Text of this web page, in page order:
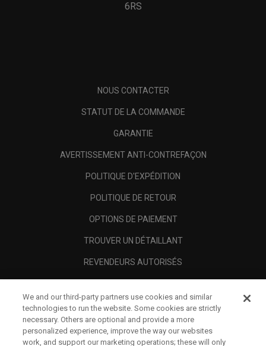
6RS
NOUS CONTACTER
STATUT DE LA COMMANDE
GARANTIE
AVERTISSEMENT ANTI-CONTREFAÇON
POLITIQUE D'EXPÉDITION
POLITIQUE DE RETOUR
OPTIONS DE PAIEMENT
TROUVER UN DÉTAILLANT
REVENDEURS AUTORISÉS
A PROPOS
MENTIONS LÉGALES
We and our third-party partners use cookies and similar
technologies to run the website. Some cookies are strictly
necessary. Others are optional and provide a more
personalized experience, improve the way our websites
work, and support our marketing operations; these will only